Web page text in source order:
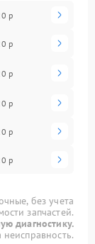
р
р
р
р
р
р
без учета
запчастей.
диагностику.